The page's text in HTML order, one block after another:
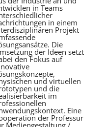
in Teams
in einem
Projekt
Die
der Ideen setzt
den Fokus auf
und virtuellen
und die
im
Eine
der Professur
Mediengestaltung /